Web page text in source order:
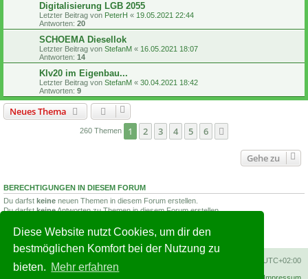
Diese Website nutzt Cookies, um dir den
bestmöglichen Komfort bei der Nutzung zu
bieten. Mehr erfahren
Digitalisierung LGB 2055
Letzter Beitrag von PeterH « 19.05.2021 22:44
Antworten: 20
SCHOEMA Diesellok
Letzter Beitrag von StefanM « 16.05.2021 18:07
Antworten: 14
Klv20 im Eigenbau...
Letzter Beitrag von StefanM « 30.04.2021 18:42
Antworten: 9
Neues Thema
260 Themen 1 2 3 4 5 6
Gehe zu
BERECHTIGUNGEN IN DIESEM FORUM
Du darfst keine neuen Themen in diesem Forum erstellen.
Du darfstkeineAntworten zu Themen in diesem Forum erstellen.
Du darfst deine Beiträge in diesem Forumnicht löschen.
Dateianhänge in diesem Forum erstellen.
UTC+02:00